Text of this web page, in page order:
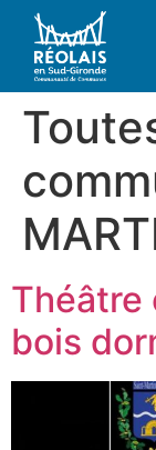
principal
Théâtre
bois